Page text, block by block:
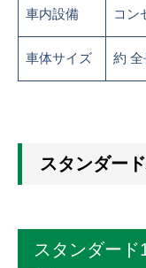
車内設備 コン
車体サイズ 約
スタンダー
スタンダード